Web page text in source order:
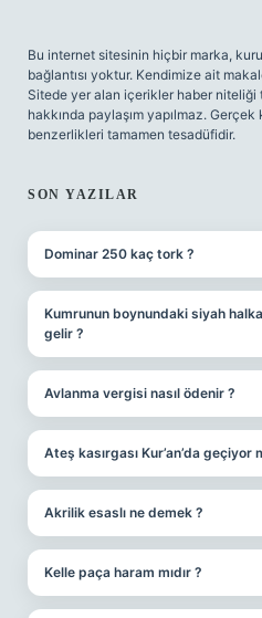
Bu internet sitesinin hiçbir marka,
bağlantısı yoktur. Kendimize ait
Sitede yer alan içerikler haber niteliği
hakkında paylaşım yapılmaz.
benzerlikleri tamamen tesadüfidir.
SON YAZILAR
Dominar 250 kaç tork ?
Kumrunun boynundaki siyah
gelir ?
Avlanma vergisi nasıl ödenir ?
Ateş kasırgası Kur’an’da geçiyor
Akrilik esaslı ne demek ?
Kelle paça haram mıdır ?